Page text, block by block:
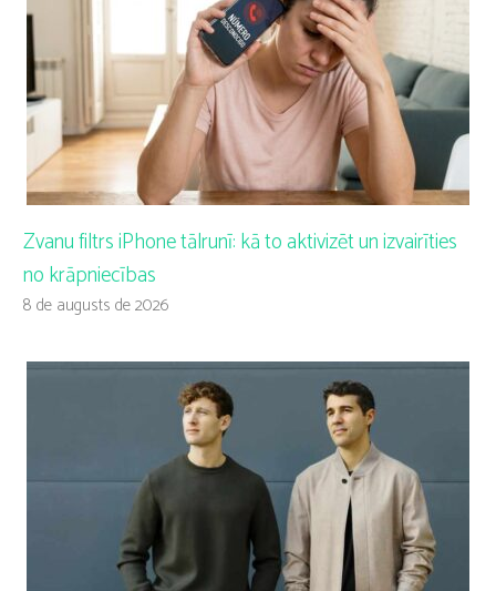
Zvanu filtrs iPhone tālrunī: kā to aktivizēt un izvairīties
no krāpniecības
8 de augusts de 2026